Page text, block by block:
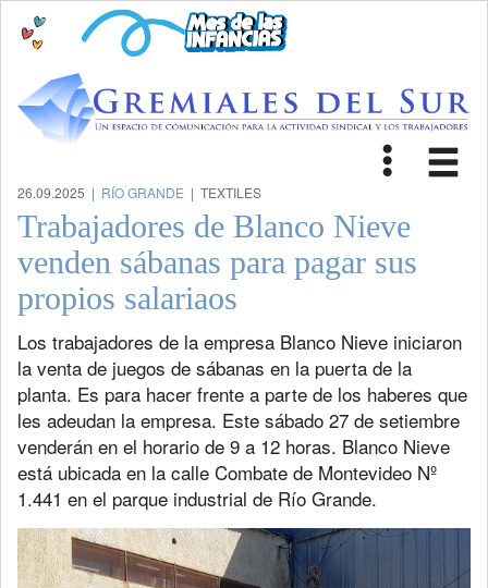
Toggle
26.09.2025 | RÍO GRANDE | TEXTILES
Trabajadores de Blanco Nieve
venden sábanas para pagar sus
propios salariaos
Los trabajadores de la empresa Blanco Nieve iniciaron
la venta de juegos de sábanas en la puerta de la
planta. Es para hacer frente a parte de los haberes que
les adeudan la empresa. Este sábado 27 de setiembre
venderán en el horario de 9 a 12 horas. Blanco Nieve
está ubicada en la calle Combate de Montevideo Nº
1.441 en el parque industrial de Río Grande.
Previous